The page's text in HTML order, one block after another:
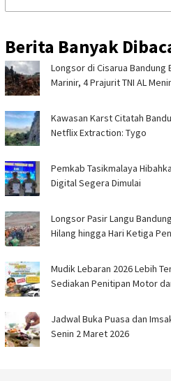
Berita Banyak
Longsor di Cisarua Bandung
Marinir, 4 Prajurit TNI AL
Kawasan Karst Citatah
Netflix Extraction: Tygo
Pemkab Tasikmalaya
Digital Segera Dimulai
Longsor Pasir Langu
Hilang hingga Hari Ketiga
Mudik Lebaran 2026 Lebih
Sediakan Penitipan Motor
Jadwal Buka Puasa dan
Senin 2 Maret 2026